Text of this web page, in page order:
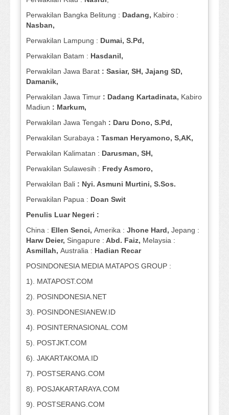
Perwakilan Bangka Belitung : Dadang, Kabiro :
Nasban,
Perwakilan Lampung : Dumai, S.Pd,
Perwakilan Batam : Hasdanil,
Perwakilan Jawa Barat : Sasiar, SH, Jajang SD,
Damanik,
Perwakilan Jawa Timur : Dadang Kartadinata, Kabiro
Madiun : Markum,
Perwakilan Jawa Tengah : Daru Dono, S.Pd,
Perwakilan Surabaya : Tasman Heryamono, S,AK,
Perwakilan Kalimatan : Darusman, SH,
Perwakilan Sulawesih : Fredy Asmoro,
Perwakilan Bali : Nyi. Asmuni Murtini, S.Sos.
Perwakilan Papua : Doan Swit
Penulis Luar Negeri :
China : Ellen Senci, Amerika : Jhone Hard, Jepang :
Harw Deier, Singapure : Abd. Faiz, Melaysia :
Asmillah, Australia : Hadian Recar
POSINDONESIA MEDIA MATAPOS GROUP :
1). MATAPOST.COM
2). POSINDONESIA.NET
3). POSINDONESIANEW.ID
4). POSINTERNASIONAL.COM
5). POSTJKT.COM
6). JAKARTAKOMA.ID
7). POSTSERANG.COM
8). POSJAKARTARAYA.COM
9). POSTSERANG.COM